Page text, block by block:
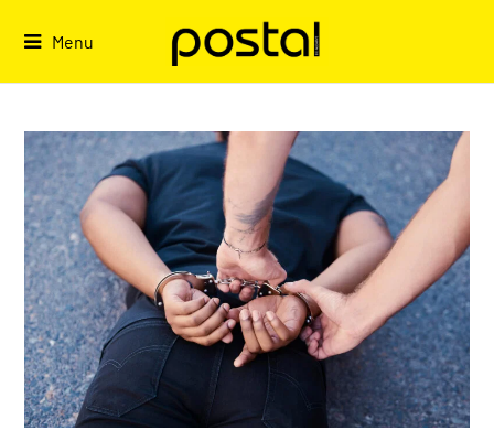
Menu